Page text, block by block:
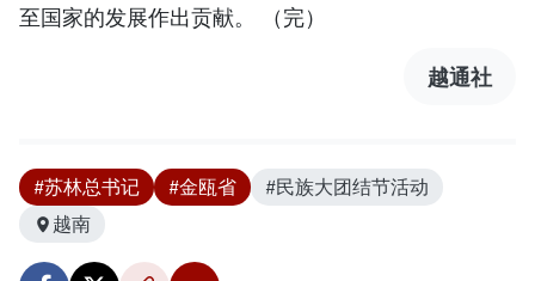
至国家的发展作出贡献。 （完）
越通社
#苏林总书记 #金瓯省
#民族大团结节活动
越南